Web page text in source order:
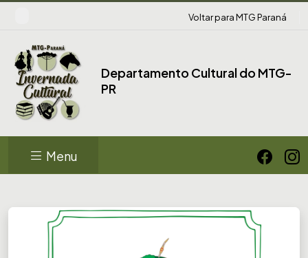
Voltar para MTG Paraná
Departamento Cultural do MTG-
PR
Menu